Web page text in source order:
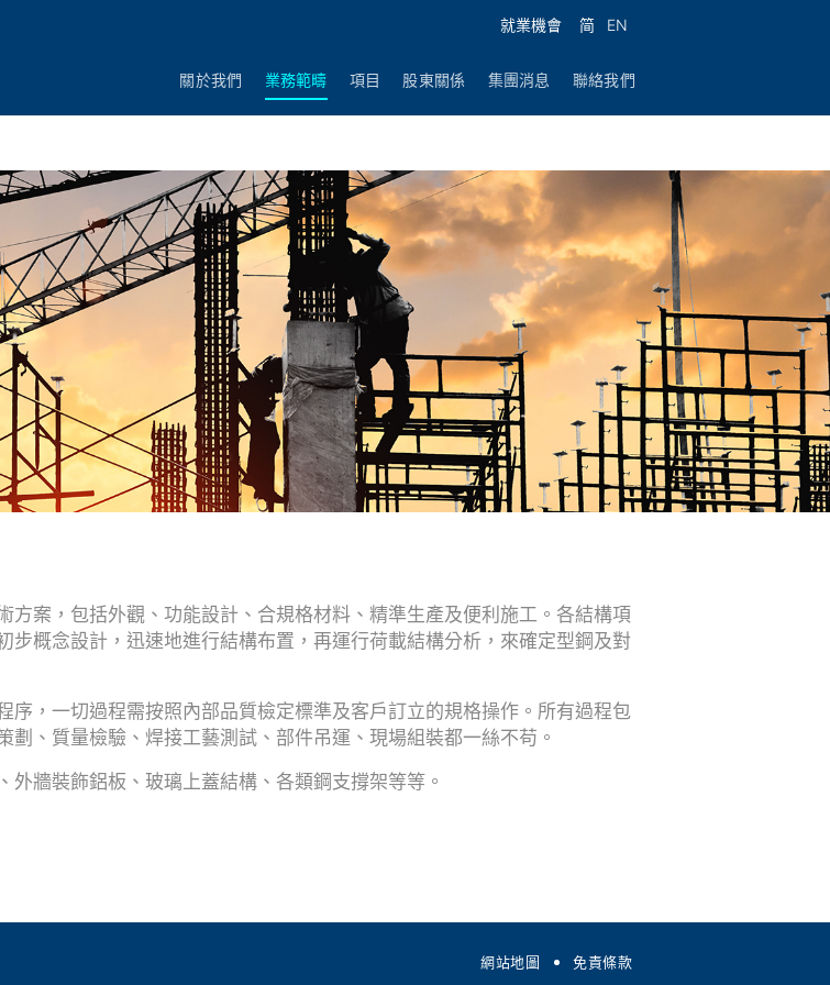
就業機會 简 EN
關於我們 業務範疇 項目 股東關係 集團消息 聯絡我們
案，包括外觀、功能設計、合規格材料、精準生產及便利施工。各結構項
步概念設計，迅速地進行結構布置，再運行荷載結構分析，來確定型鋼及對
，一切過程需按照內部品質檢定標準及客戶訂立的規格操作。所有過程包
、質量檢驗、焊接工藝測試、部件吊運、現場組裝都一絲不苟。
牆裝飾鋁板、玻璃上蓋結構、各類鋼支撐架等等。
網站地圖 免責條款